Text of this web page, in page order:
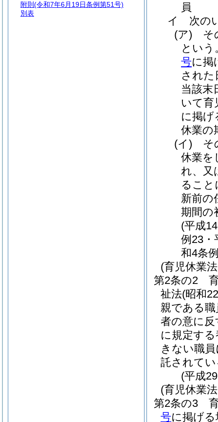
員
イ
次の
(ア)
そ
という
号に掲
された
当該末
いて育
に掲げ
休業の
(イ)
そ
休業を
れ、又
ること
新前の
期間の
(平成
例23・
和4条
(育児休業
第2条の2
祉法(昭和
親である職
者の意に
に規定す
きない職
託されて
(平成
(育児休業
第2条の3
号に掲げ
附則 (令和7年6月19日条例第51号)
別表